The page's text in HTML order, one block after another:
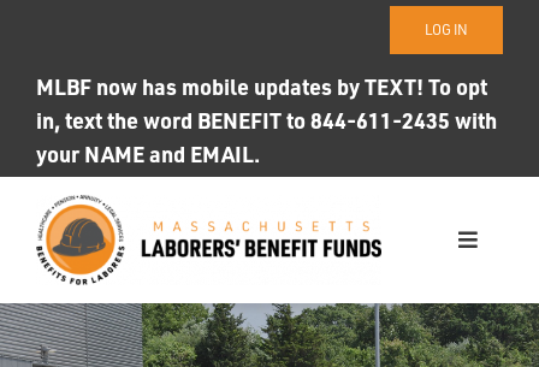
content
LOG IN
MLBF now has mobile updates by TEXT! To opt
in, text the word BENEFIT to 844-611-2435 with
your NAME and EMAIL.
Toggle
WHO WE ARE